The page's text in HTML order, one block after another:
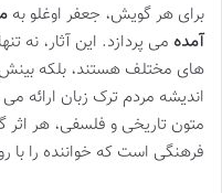
برای هر گویش، جعفر اوغلو به
آمده می پردازد. این آثار، نه
های مختلف هستند، بلکه
اندیشه مردم ترک زبان ارائه
متون تاریخی و فلسفی، هر اثر
فرهنگی است که خواننده را با